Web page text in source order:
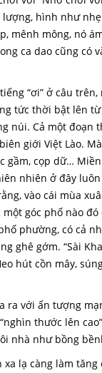
hình như
mênh mông, nó
ca dao cũng có
“ơi” ở câu
tức thời bật lên
núi. Cả một đoạn
giới Việt Lào.
cọp dữ…
nhiên ở đây
vào cái mùa
góc phố nào đó
phường, có cả
ghê gớm. “Sài
hút cồn mây,
ra với ấn tượng
thước lên
nhà như bồng
lạ càng làm